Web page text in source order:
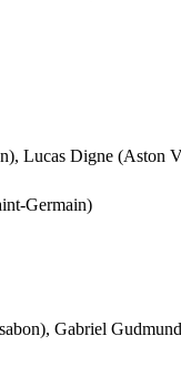
Lucas Digne (Aston
Germain)
Gabriel